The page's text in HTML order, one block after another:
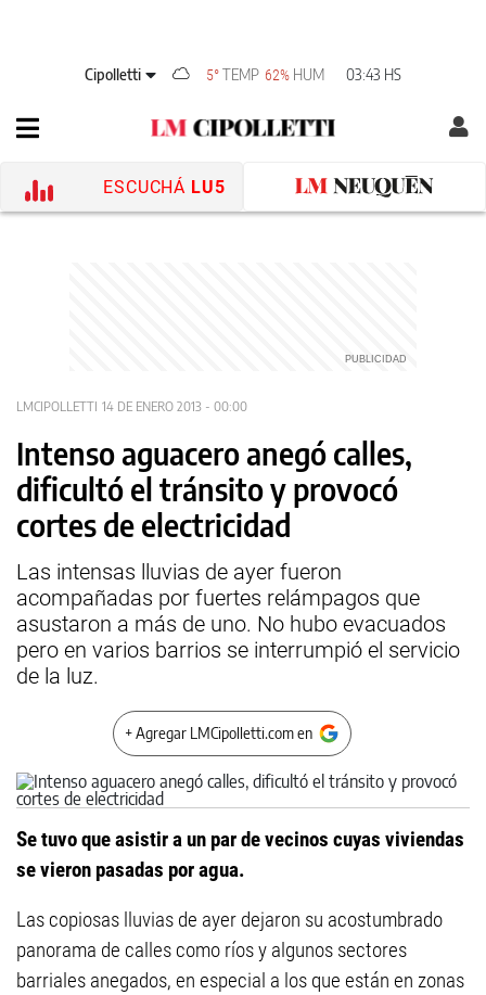
Cipolletti 5°TEMP 62% HUM 03:43 HS
ESCUCHÁ LU5
LMCIPOLLETTI 14 DE ENERO 2013 - 00:00
Intenso aguacero anegó calles,
dificultó el tránsito y provocó
cortes de electricidad
Las intensas lluvias de ayer fueron
acompañadas por fuertes relámpagos que
asustaron a más de uno. No hubo evacuados
pero en varios barrios se interrumpió el servicio
de la luz.
+ Agregar LMCipolletti.com en
Se tuvo que asistir a un par de vecinos cuyas viviendas
se vieron pasadas por agua.
Las copiosas lluvias de ayer dejaron su acostumbrado
panorama de calles como ríos y algunos sectores
barriales anegados, en especial a los que están en zonas